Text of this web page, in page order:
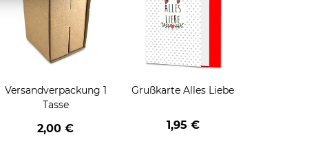
Versandverpackung 1
Tasse
2,00 €
Grußkarte Alles Liebe
1,95 €